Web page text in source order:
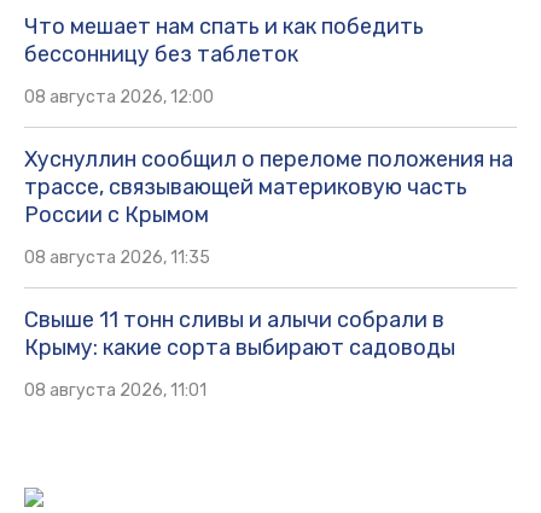
Что мешает нам спать и как победить
бессонницу без таблеток
08 августа 2026, 12:00
Хуснуллин сообщил о переломе положения на
трассе, связывающей материковую часть
России с Крымом
08 августа 2026, 11:35
Свыше 11 тонн сливы и алычи собрали в
Крыму: какие сорта выбирают садоводы
08 августа 2026, 11:01